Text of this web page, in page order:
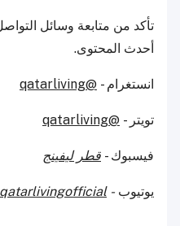
تأكد من متابعة وسائل
أحدث المحتوى.
انستغرام - @qatarliving
تويتر - @qatarliving
فيسبوك - قطر ليفينج
يوتيوب -
qatarlivingofficial